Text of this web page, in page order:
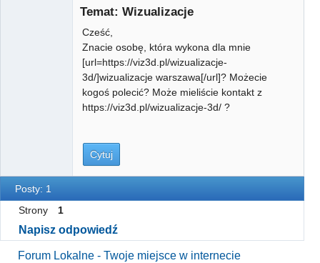
Temat: Wizualizacje
Cześć,
Znacie osobę, która wykona dla mnie
[url=https://viz3d.pl/wizualizacje-
3d/]wizualizacje warszawa[/url]? Możecie
kogoś polecić? Może mieliście kontakt z
https://viz3d.pl/wizualizacje-3d/ ?
Cytuj
Posty: 1
Strony
1
Napisz odpowiedź
Forum Lokalne - Twoje miejsce w internecie